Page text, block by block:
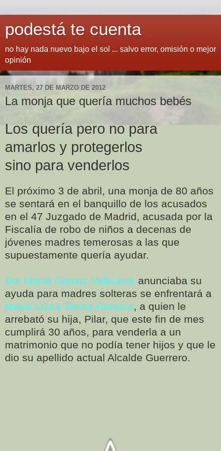
podestá te cuenta
no hay nada nuevo bajo el sol ... salvo error, omisión o mejor
opinión
MARTES, 27 DE MARZO DE 2012
La monja que quería muchos bebés
Los quería pero no para
amarlos y protegerlos
sino para venderlos
El próximo 3 de abril, una monja de 80 años
se sentará en el banquillo de los acusados
en el 47 Juzgado de Madrid, acusada por la
Fiscalía de robo de niños a decenas de
jóvenes madres temerosas a las que
supuestamente quería ayudar.
Sor María Gómez Valbuena anunciaba su
ayuda para madres solteras se enfrentará a
María Luisa Torres Romero, a quien le
arrebató su hija, Pilar, que este fin de mes
cumplirá 30 años, para venderla a un
matrimonio que no podía tener hijos y que le
dio su apellido actual Alcalde Guerrero.